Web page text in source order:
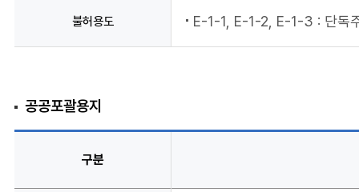
불허용도 E-1-1, E-1-2, E-1-3 : 단독
공공포괄용지
구분